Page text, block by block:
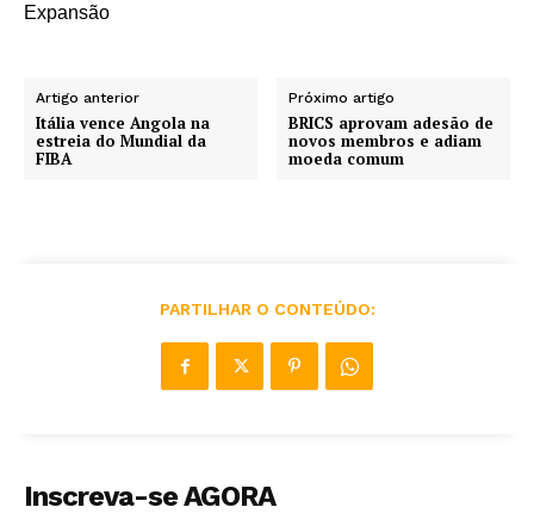
Expansão
Artigo anterior
Itália vence Angola na
estreia do Mundial da
FIBA
Próximo artigo
BRICS aprovam adesão de
novos membros e adiam
moeda comum
PARTILHAR O CONTEÚDO:
Inscreva-se AGORA